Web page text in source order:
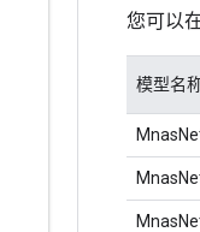
您可以
模型名